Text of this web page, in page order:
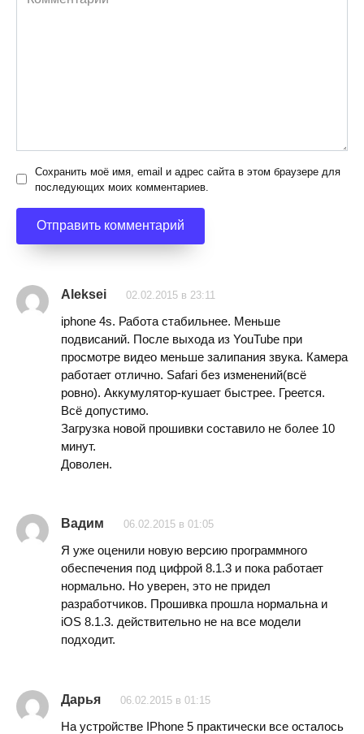
Сохранить моё имя, email и адрес сайта в этом браузере для
последующих моих комментариев.
Aleksei 02.02.2015 в 23:11
iphone 4s. Работа стабильнее. Меньше
подвисаний. После выхода из YouTube при
просмотре видео меньше залипания звука. Камера
работает отлично. Safari без изменений(всё
ровно). Аккумулятор-кушает быстрее. Греется.
Всё допустимо.
Загрузка новой прошивки составило не более 10
минут.
Доволен.
Вадим 06.02.2015 в 01:05
Я уже оценили новую версию программного
обеспечения под цифрой 8.1.3 и пока работает
нормально. Но уверен, это не придел
разработчиков. Прошивка прошла нормальна и
iOS 8.1.3. действительно не на все модели
подходит.
Дарья 06.02.2015 в 01:15
На устройстве IPhone 5 практически все осталось